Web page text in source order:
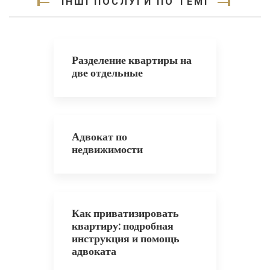
Разделение квартиры на
две отдельные
Адвокат по
недвижимости
Как приватизировать
квартиру: подробная
инструкция и помощь
адвоката